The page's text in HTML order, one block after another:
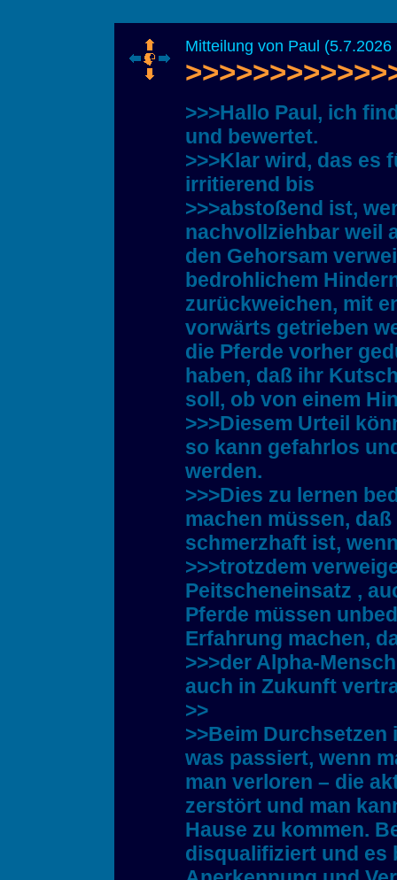
Mitteilung von Paul (5.7.2026
>>>Hallo Paul, ich
und bewertet.
>>>Klar wird, das es
irritierend bis
>>>abstoßend ist,
nachvollziehbar weil
den Gehorsam
bedrohlichem
zurückweichen, mit
vorwärts getrieben
die Pferde vorher
haben, daß ihr
soll, ob von einem
>>>Diesem Urteil
so kann gefahrlos
werden.
>>>Dies zu lernen
machen müssen,
schmerzhaft ist,
>>>trotzdem
Peitscheneinsatz ,
Pferde müssen
Erfahrung machen,
>>>der Alpha-
auch in Zukunft
>>
>>Beim
was passiert, wenn
man verloren – die
zerstört und man
Hause zu kommen.
disqualifiziert und es